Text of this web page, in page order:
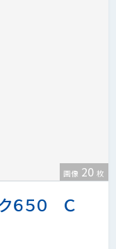
６５０ Ｃ
画像 20 枚